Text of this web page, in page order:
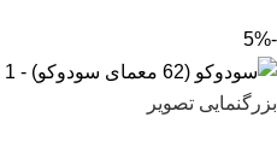
-5%
بزرگنمایی تصویر